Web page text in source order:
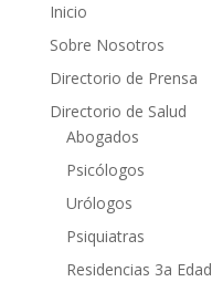
Inicio
Sobre Nosotros
Directorio de Prensa
Directorio de Salud
Abogados
Psicólogos
Urólogos
Psiquiatras
Residencias 3a Edad